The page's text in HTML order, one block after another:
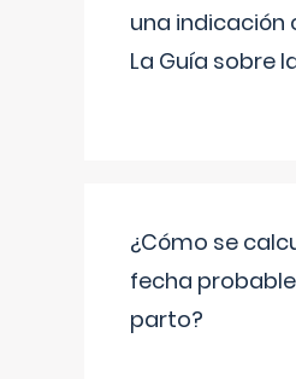
una indicación
La Guía sobre
¿Cómo se
fecha
parto?